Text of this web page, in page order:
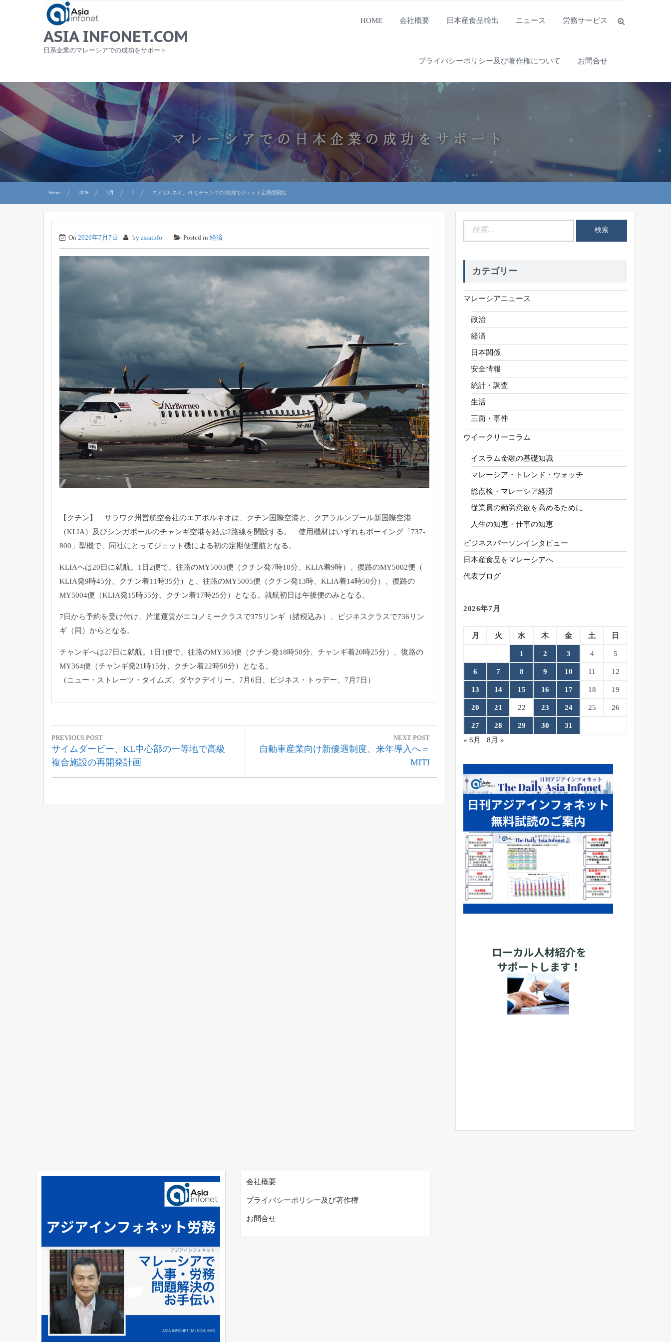
ASIA INFONET.COM
日系企業のマレーシアでの成功をサポート
HOME 会社概要 日本産食品輸出 ニュース 労務サービス
プライバシーポリシー及び著作権について お問合せ
Home 2026 7月 7 エアボルネオ、KLとチャンギの2路線でジェット定期便開始
On 2026年7月7日 by asiainfo Posted in 経済
【クチン】 サラワク州営航空会社のエアボルネオは、クチン国際空港と、
クアラルンプール新国際空港
（KLIA）
及びシンガポールのチャンギ空港を結ぶ2路線を開設する。 使用機材はいずれもボーイング「737-
800」型機で、
同社にとってジェット機による初の定期便運航となる。
KLIAへは20日に就航。1日2便で、往路のMY5003便（ クチン発7時10分、KLIA着9時）、復路のMY5002便（
KLIA発9時45分、クチン着11時35分）と、 往路のMY5005便（クチン発13時、 KLIA着14時50分）、復路の
MY5004便（KLIA発15時35分、クチン着17時25分）となる。 就航初日は午後便のみとなる。
7日から予約を受け付け、 片道運賃がエコノミークラスで375リンギ（諸税込み）、
ビジネスクラスで736リン
ギ（同）からとなる。
チャンギへは27日に就航。1日1便で、往路のMY363便（ クチン発18時50分、チャンギ着20時25分）、 復路の
MY364便（チャンギ発21時15分、
クチン着22時50分）となる。
（ニュー・ストレーツ・タイムズ、ダヤクデイリー、7月6日、
ビジネス・トゥデー、7月7日）
投
稿
ナ
ビ
PREVIOUS POST
Previous
Post:
サイムダービー、KL中心部の一等地で高級
複合施設の再開発計画
NEXT POST
Next
自動車産業向け新優遇制度、来年導入へ＝
MITI
カテゴリー
マレーシアニュース
政治
経済
日本関係
安全情報
統計・調査
生活
三面・事件
ウイークリーコラム
イスラム金融の基礎知識
マレーシア・トレンド・ウォッチ
総点検・マレーシア経済
従業員の勤労意欲を高めるために
人生の知恵・仕事の知恵
ビジネスパーソンインタビュー
日本産食品をマレーシアへ
代表ブログ
2026年7月
月 火 水 木 金 土 日
1 2 3 4 5
6 7 8 9 10 11 12
13 14 15 16 17 18 19
20 21 22 23 24 25 26
27 28 29 30
31
« 6月
8月 »
会社概要
プライバシーポリシー及び著作権
お問合せ